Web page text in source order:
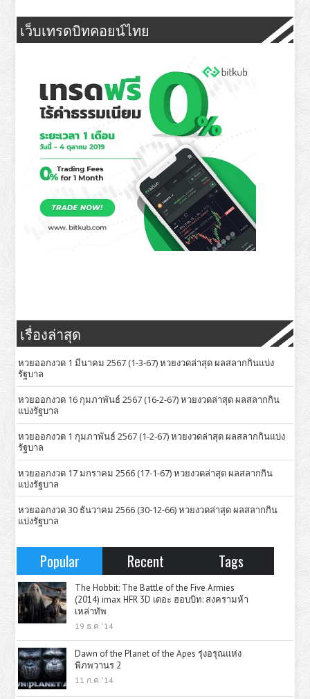
เว็บเทรดบิทคอยน์ไทย
เรื่องล่าสุด
หวยออกงวด 1 มีนาคม 2567 (1-3-67) หวยงวดล่าสุด ผลสลากกินแบ่ง
รัฐบาล
หวยออกงวด 16 กุมภาพันธ์ 2567 (16-2-67) หวยงวดล่าสุด ผลสลากกิน
แบ่งรัฐบาล
หวยออกงวด 1 กุมภาพันธ์ 2567 (1-2-67) หวยงวดล่าสุด ผลสลากกินแบ่ง
รัฐบาล
หวยออกงวด 17 มกราคม 2566 (17-1-67) หวยงวดล่าสุด ผลสลากกิน
แบ่งรัฐบาล
หวยออกงวด 30 ธันวาคม 2566 (30-12-66) หวยงวดล่าสุด ผลสลากกิน
แบ่งรัฐบาล
Popular Recent Tags
The Hobbit: The Battle of the Five Armies
(2014) imax HFR 3D เดอะ ฮอบบิท: สงครามห้า
เหล่าทัพ
19 ธ.ค. '14
Dawn of the Planet of the Apes รุ่งอรุณแห่ง
พิภพวานร 2
11 ก.ค. '14